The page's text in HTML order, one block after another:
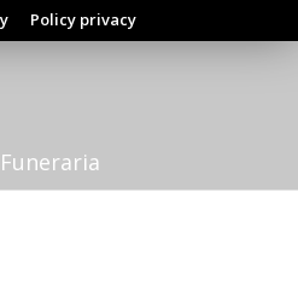
Policy privacy